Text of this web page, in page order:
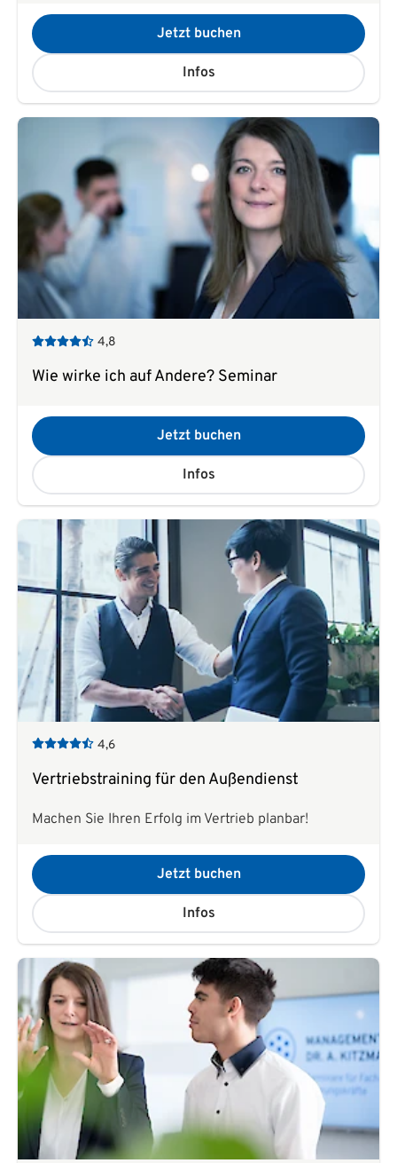
Jetzt buchen
Infos
4,8
Wie wirke ich auf Andere? Seminar
Jetzt buchen
Infos
4,6
Vertriebstraining für den Außendienst
Machen Sie Ihren Erfolg im Vertrieb planbar!
Jetzt buchen
Infos